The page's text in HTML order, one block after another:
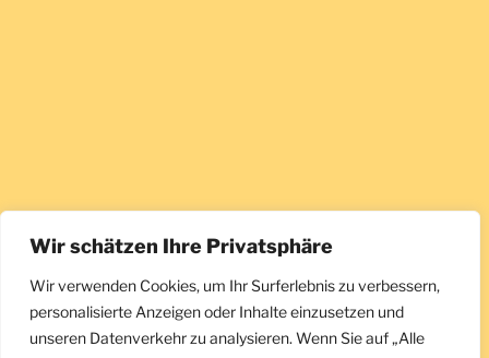
Wir schätzen Ihre Privatsphäre
Wir verwenden Cookies, um Ihr Surferlebnis zu verbessern,
personalisierte Anzeigen oder Inhalte einzusetzen und
unseren Datenverkehr zu analysieren. Wenn Sie auf „Alle